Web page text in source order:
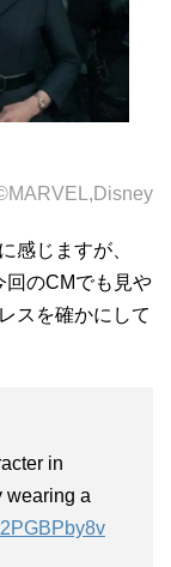
感じますが、
回のCMでも見や
スを確かにして
in
wearing a